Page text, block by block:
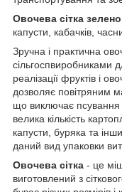
Овочева сітка
капусти, кабачків,
Зручна і практична
сільгоспвиробниками
реалізації фруктів і
дозволяє повітряним
що виключає псування
велика кількість
капусти, буряка та
даний вид упаковки
Овочева сітка - це
виготовлений з